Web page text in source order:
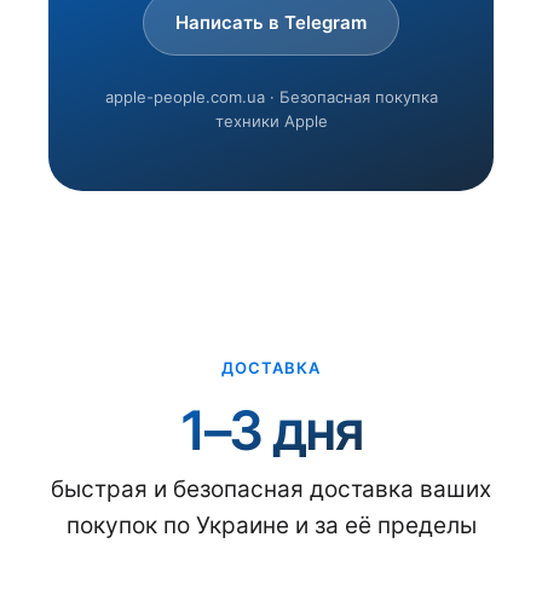
Написать в Telegram
apple-people.com.ua · Безопасная покупка
техники Apple
ДОСТАВКА
1–3 дня
быстрая и безопасная доставка ваших
покупок по Украине и за её пределы